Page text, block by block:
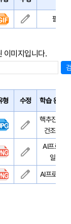
팔주
이미지입니다.
형 수정 학습 완료
핵추진 잠
건조 미
AI프로 채
일람표
AI프로 자